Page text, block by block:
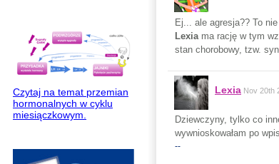
Czytaj na temat przemian
hormonalnych w cyklu
miesiączkowym.
Ej... ale agresja?? To
Lexiama rację w tym
stan chorobowy, tzw.
Lexia Nov 20th
Dziewczyny, tylko co
wywnioskowałam po
--